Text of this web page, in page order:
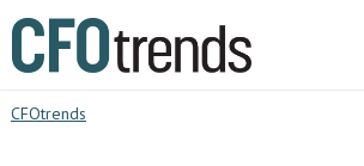
CFOtrends